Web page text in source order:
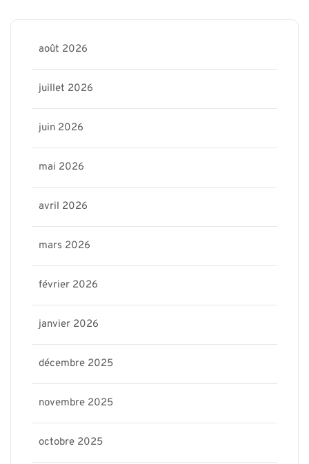
août 2026
juillet 2026
juin 2026
mai 2026
avril 2026
mars 2026
février 2026
janvier 2026
décembre 2025
novembre 2025
octobre 2025